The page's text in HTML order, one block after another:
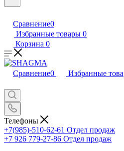
Сравнение0
Избранные товары 0
Корзина 0
Сравнение0 Избранные
Телефоны
+7(985)-510-62-61 Отдел продаж
‪+7 926 779-27-86‬ Отдел продаж